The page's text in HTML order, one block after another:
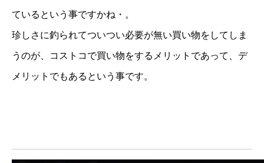
ているという事ですかね・。
珍しさに釣られてついつい必要が無い買い物をしてしま
うのが、コストコで買い物をするメリットであって、デ
メリットでもあるという事です。